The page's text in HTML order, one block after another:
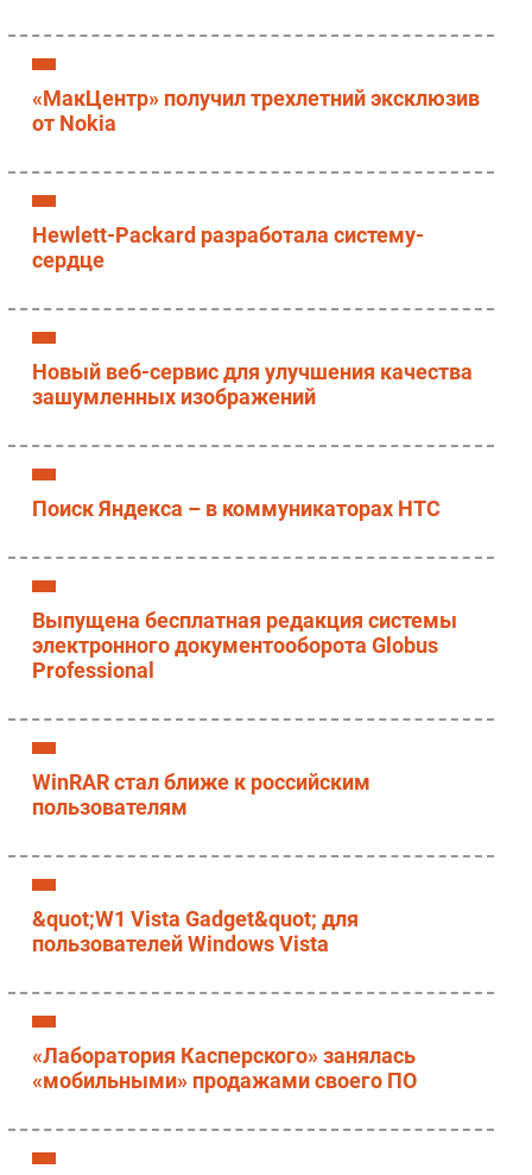
«МакЦентр» получил трехлетний эксклюзив
от Nokia
Hewlett-Packard разработала систему-
сердце
Новый веб-сервис для улучшения качества
зашумленных изображений
Поиск Яндекса – в коммуникаторах HTC
Выпущена бесплатная редакция системы
электронного документооборота Globus
Professional
WinRAR стал ближе к российским
пользователям
&quot;W1 Vista Gadget&quot; для
пользователей Windows Vista
«Лаборатория Касперского» занялась
«мобильными» продажами своего ПО